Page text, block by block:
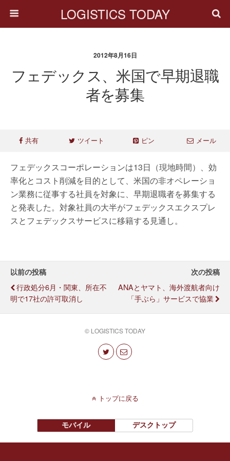
LOGISTICS TODAY
2012年8月16日
フェデックス、米国で早期退職
者を募集
共有 ツイート ピン メール
フェデックスコーポレーションは13日（現地時間）、効
率化とコスト削減を目的として、米国の非オペレーショ
ン業務に従事する社員を対象に、早期退職者を募集する
と発表した。対象社員の大半がフェデックスエクスプレ
スとフェデックスサービスに移籍する見通し。
以前の投稿
行政処分6月・関東、所在不
明で17社の許可取消し
次の投稿
ANAとヤマト、海外渡航者向け
「手ぶら」サービスで協業
© LOGISTICS TODAY
トップに戻る
モバイル デスクトップ